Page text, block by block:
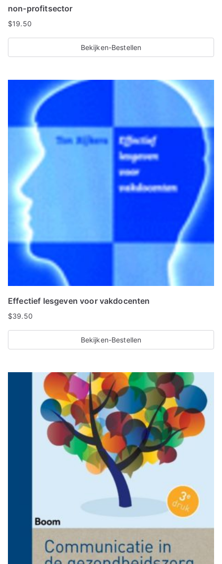
non-profitsector
$19.50
Bekijken-Bestellen
Effectief lesgeven voor vakdocenten
$39.50
Bekijken-Bestellen